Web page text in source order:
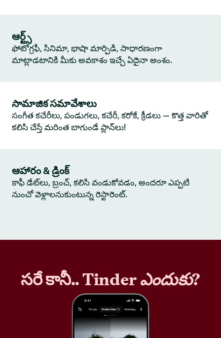
ఆర్ట్స్
ఫోటోగ్రఫీ, సినిమా, భాషా మార్పిడి, సాధారణంగా
మాట్లాడటానికి మీకు అవకాశం ఇచ్చే ఏదైనా అంశం.
సామాజిక సమావేశాలు
సంగీత కచేరీలు, పండుగలు, కచేరీ, కరోకే, క్రీడలు — కొత్త వారితో
కలిసి చేస్తే మరింత బాగుండే ప్లాన్‌లు!
ఆహారం & డ్రింక్
కాఫీ డేట్‌లు, బ్రంచ్, కలిసి వండుకోవడం, అందరూ ఎప్పటి
నుంచో వెళ్లాలనుకుంటున్న రెస్టారెంట్.
సరే కానీ.. Tinderఎందుకు?